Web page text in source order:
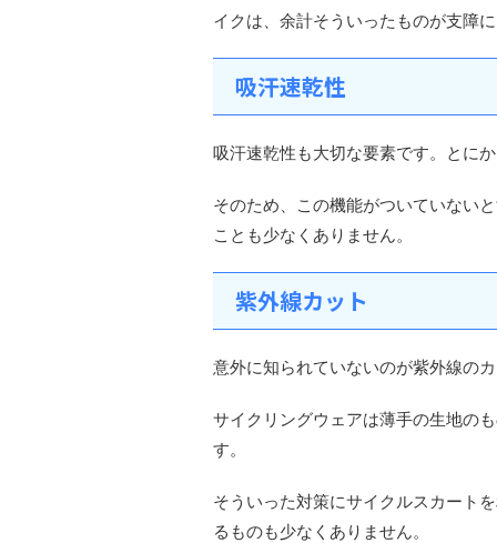
イクは、余計そういったものが支障
吸汗速乾性
吸汗速乾性も大切な要素です。とに
そのため、この機能がついていない
ことも少なくありません。
紫外線カット
意外に知られていないのが紫外線の
サイクリングウェアは薄手の生地の
す。
そういった対策にサイクルスカート
るものも少なくありません。